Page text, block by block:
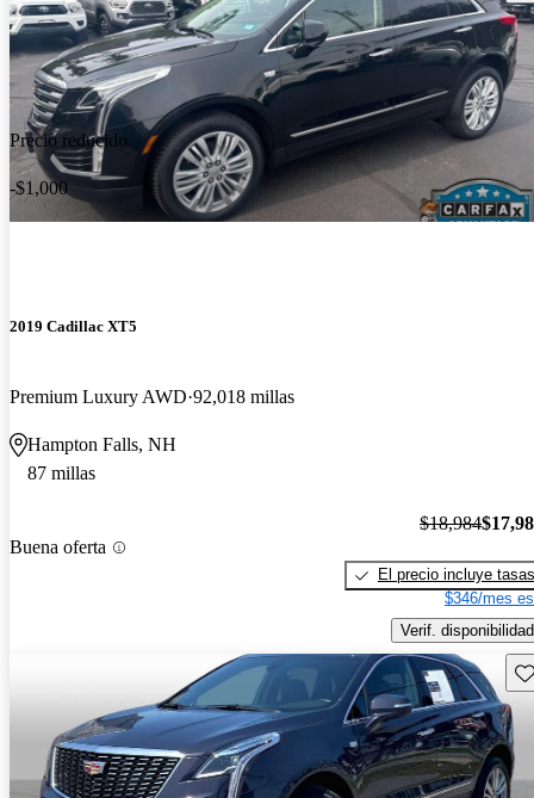
Precio reducido
-$1,000
2019 Cadillac XT5
Premium Luxury AWD 92,018 millas
Hampton Falls, NH
87 millas
Buena oferta
$18,984
El precio incluye tasas
$346/mes
Verif. disponibilidad